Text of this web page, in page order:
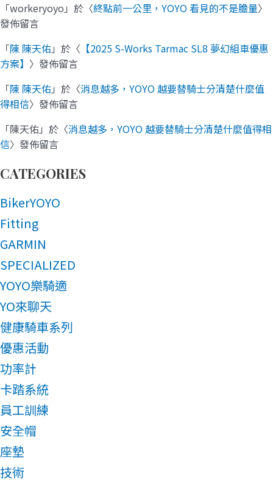
「workeryoyo 」於〈終點前一公里，YOYO 看見的不是膽量〉
發佈留言
「陳 陳天佑」於〈 【2025 S-Works Tarmac SL8 夢幻組車優惠
方案】 〉發佈留言
「陳 陳天佑」於〈消息越多，YOYO 越要替騎士分清楚什麼值
得相信〉發佈留言
「陳天佑」於〈消息越多，YOYO 越要替騎士分清楚什麼值得相
信〉發佈留言
CATEGORIES
BikerYOYO
Fitting
GARMIN
SPECIALIZED
YOYO樂騎適
YO來聊天
健康騎車系列
優惠活動
功率計
卡踏系統
員工訓練
安全帽
座墊
技術